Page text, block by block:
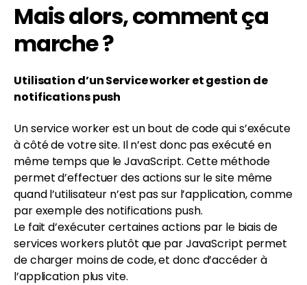
Mais alors, comment ça
marche ?
Utilisation d’un Service worker et gestion de
notifications push
Un service worker est un bout de code qui s’exécute
à côté de votre site. Il n’est donc pas exécuté en
même temps que le JavaScript. Cette méthode
permet d’effectuer des actions sur le site même
quand l’utilisateur n’est pas sur l’application, comme
par exemple des notifications push.
Le fait d’exécuter certaines actions par le biais de
services workers plutôt que par JavaScript permet
de charger moins de code, et donc d’accéder à
l’application plus vite.